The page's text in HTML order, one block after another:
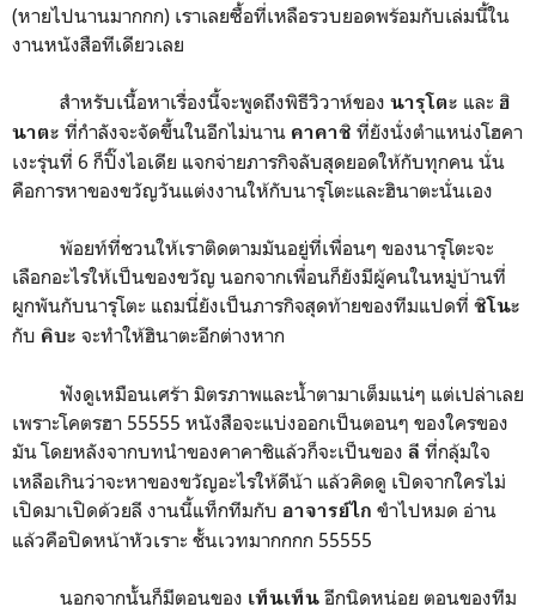
(หายไปนานมากกก) เราเลยซื้อที่เหลือรวบยอดพร้อมกับเล่มนี้ใน
งานหนังสือทีเดียวเลย
สำหรับเนื้อหาเรื่องนี้จะพูดถึงพิธีวิวาห์ของ นารุโตะ และ ฮิ
นาตะ ที่กำลังจะจัดขึ้นในอีกไม่นาน คาคาชิ ที่ยังนั่งตำแหน่งโฮคา
เงะรุ่นที่ 6 ก็ปิ๊งไอเดีย แจกจ่ายภารกิจลับสุดยอดให้กับทุกคน นั่น
คือการหาของขวัญวันแต่งงานให้กับนารุโตะและฮินาตะนั่นเอง
พ้อยท์ที่ชวนให้เราติดตามมันอยู่ที่เพื่อนๆ ของนารุโตะจะ
เลือกอะไรให้เป็นของขวัญ นอกจากเพื่อนก็ยังมีผู้คนในหมู่บ้านที่
ผูกพันกับนารุโตะ แถมนี่ยังเป็นภารกิจสุดท้ายของทีมแปดที่ ชิโนะ
กับ คิบะ จะทำให้ฮินาตะอีกต่างหาก
ฟังดูเหมือนเศร้า มิตรภาพและน้ำตามาเต็มแน่ๆ แต่เปล่าเลย
เพราะโคตรฮา 55555 หนังสือจะแบ่งออกเป็นตอนๆ ของใครของ
มัน โดยหลังจากบทนำของคาคาชิแล้วก็จะเป็นของ ลี ที่กลุ้มใจ
เหลือเกินว่าจะหาของขวัญอะไรให้ดีน้า แล้วคิดดู เปิดจากใครไม่
เปิดมาเปิดด้วยลี งานนี้แท็กทีมกับ อาจารย์ไก ขำไปหมด อ่าน
แล้วคือปิดหน้าหัวเราะ ชั้นเวทมากกกก 55555
นอกจากนั้นก็มีตอนของ เท็นเท็น อีกนิดหน่อย ตอนของทีม